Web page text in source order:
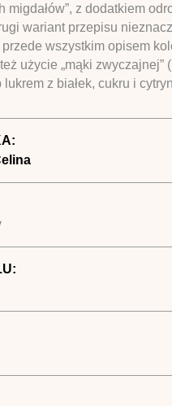
migdałów”, z dodatkiem
wariant przepisu
wszystkim opisem
użycie „mąki zwyczajnej”
z białek, cukru i